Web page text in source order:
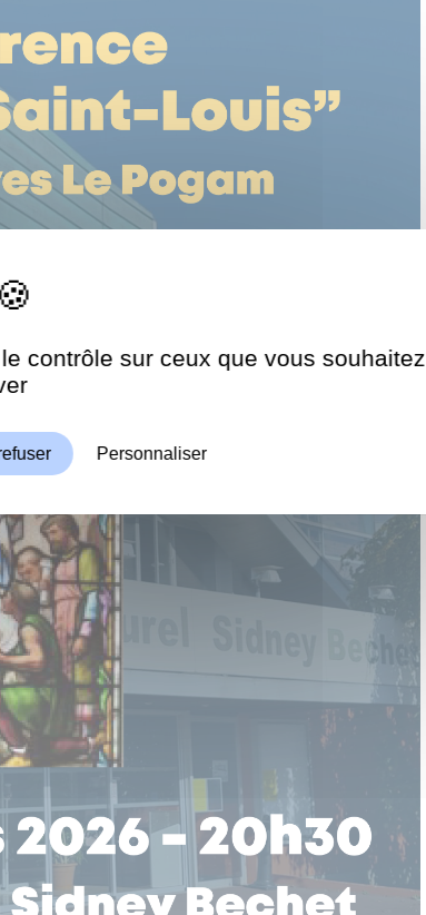
Autoriser
contrôle sur ceux que vous souhaitez
Personnaliser